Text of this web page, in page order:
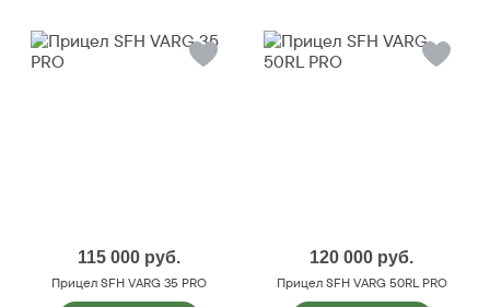
115 000 руб.
Прицел SFH VARG 35 PRO
120 000 руб.
Прицел SFH VARG 50RL PRO